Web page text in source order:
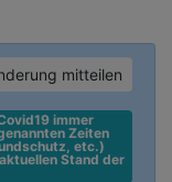
mitteilen
immer
Zeiten
etc.)
Stand der